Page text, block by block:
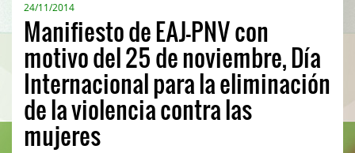
24/11/2014
Manifiesto de EAJ-PNV con
motivo del 25 de noviembre, Día
Internacional para la eliminación
de la violencia contra las
mujeres